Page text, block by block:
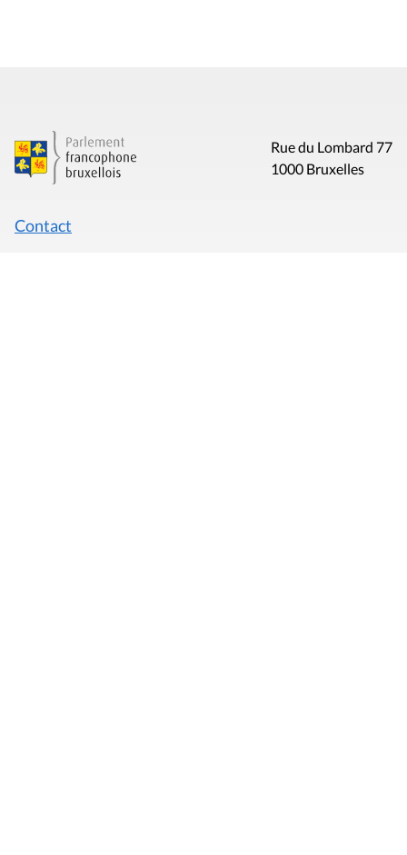
Rue du Lombard 77
1000 Bruxelles
Contact